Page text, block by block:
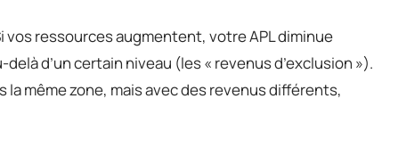
ressources augmentent, votre APL diminue
d’un certain niveau (les « revenus d’exclusion »).
la même zone, mais avec des revenus différents,